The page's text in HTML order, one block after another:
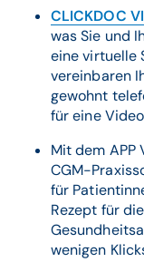
CLICKDOC
was Sie und
eine virtuelle
vereinbaren
gewohnt
für eine
Mit dem APP
CGM-
für
Rezept für
wenigen